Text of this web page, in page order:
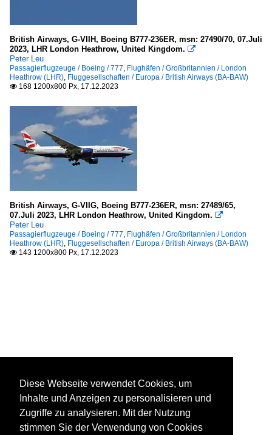
British Airways, G-VIIH, Boeing B777-236ER, msn: 27490/70, 07.Juli
2023, LHR London Heathrow, United Kingdom. 
Peter Leu
Passagierflugzeuge / Boeing / 777, Flughäfen / Großbritannien / London
Heathrow (LHR), Fluggesellschaften / Europa / British Airways (BA-BAW)
 168 1200x800 Px, 17.12.2023
British Airways, G-VIIG, Boeing B777-236ER, msn: 27489/65,
07.Juli 2023, LHR London Heathrow, United Kingdom. 
Peter Leu
Passagierflugzeuge / Boeing / 777, Flughäfen / Großbritannien / London
Heathrow (LHR), Fluggesellschaften / Europa / British Airways (BA-BAW)
 143 1200x800 Px, 17.12.2023
Diese Webseite verwendet Cookies, um
Inhalte und Anzeigen zu personalisieren und
Zugriffe zu analysieren. Mit der Nutzung
stimmen Sie der Verwendung von Cookies